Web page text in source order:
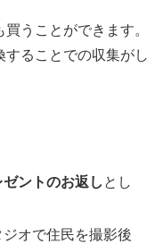
うことができます。
ることでの収集がし
ゼントのお返し とし
オで住民を撮影後